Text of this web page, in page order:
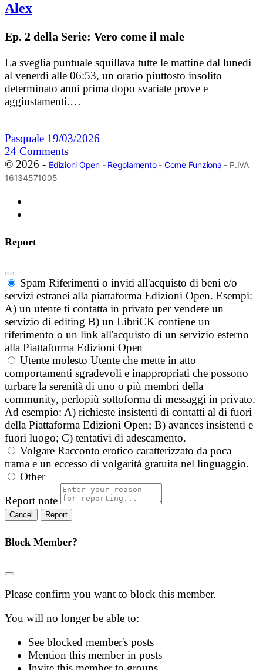
Alex
Ep. 2 della Serie: Vero come il male
La sveglia puntuale squillava tutte le mattine dal lunedì
al venerdì alle 06:53, un orario piuttosto insolito
determinato anni prima dopo svariate prove e
aggiustamenti.…
Pasquale 19/03/2026
24 Comments
© 2026 - Edizioni Open- Regolamento- Come Funziona - P.IVA
16134571005
Report
Spam Riferimenti o inviti all'acquisto di beni e/o
servizi estranei alla piattaforma Edizioni Open. Esempi:
A) un utente ti contatta in privato per vendere un
servizio di editing B) un LibriCK contiene un
riferimento o un link all'acquisto di un servizio esterno
alla Piattaforma Edizioni Open
Utente molesto Utente che mette in atto
comportamenti sgradevoli e inappropriati che possono
turbare la serenità di uno o più membri della
community, perlopiù sottoforma di messaggi in privato.
Ad esempio: A) richieste insistenti di contatti al di fuori
della Piattaforma Edizioni Open; B) avances insistenti e
fuori luogo; C) tentativi di adescamento.
Volgare Racconto erotico caratterizzato da poca
trama e un eccesso di volgarità gratuita nel linguaggio.
Other
Report note
Report
Block Member?
Please confirm you want to block this member.
You will no longer be able to:
See blocked member's posts
Mention this member in posts